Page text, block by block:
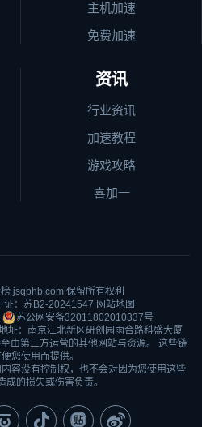
主机加速
免费加速
资讯
行业资讯
加速教程
游戏攻略
喜加一
jsqphb.com 保留所有权利
证：苏B2-20241547 网站地图
苏公网安备32011802010337号
址：南京江北新区研创园雨合路科盛大厦
由第三方运营的其他网站与资源。 这些链
您使用而提供。
容没有控制权，也不会对因为您使用这些
成的损失或伤害负责。